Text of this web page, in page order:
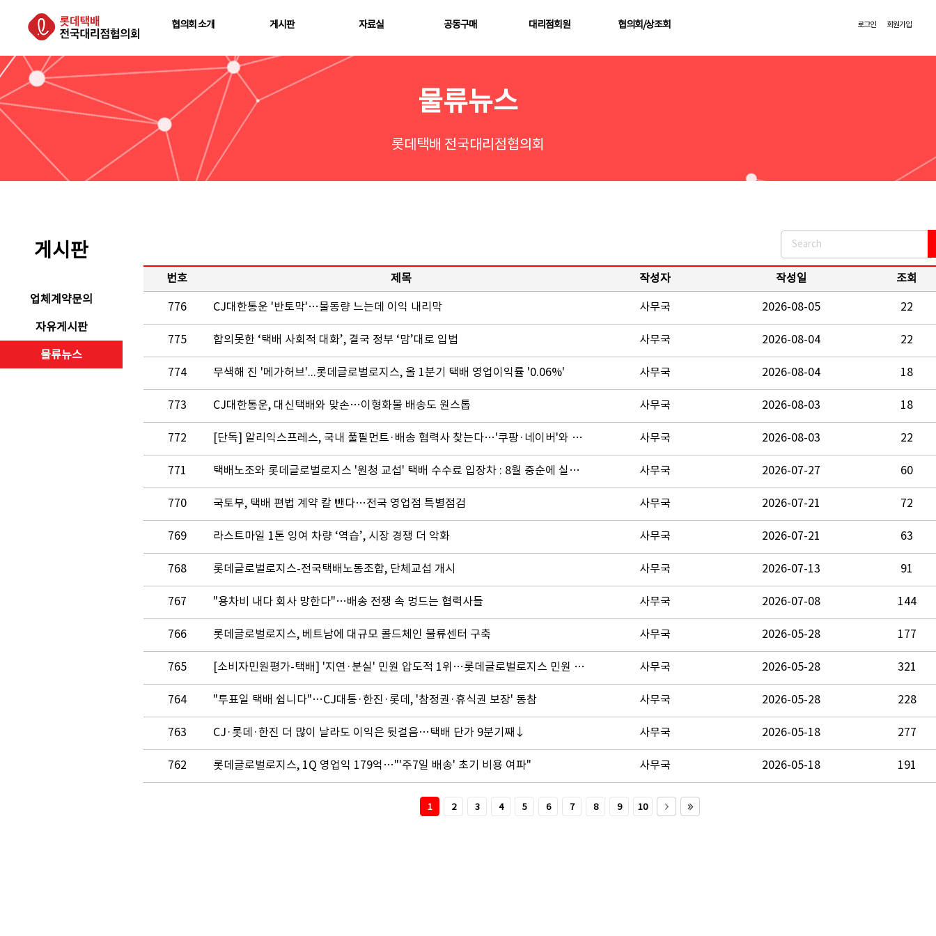
협의회 소개 게시판 자료실 공동구매 대리점회원 협의회/상조회 로그인 회원가입
물류뉴스
롯데택배 전국대리점협의회
게시판
업체계약문의
자유게시판
물류뉴스
번호 제목 작성자 작성일 조회
776 CJ대한통운 '반토막'…물동량 느는데 이익 내리막 사무국 2026-08-05 22
775 합의못한 ‘택배 사회적 대화’, 결국 정부 ‘맘’대로 입법 사무국 2026-08-04 22
774 무색해 진 '메가허브'...롯데글로벌로지스, 올 1분기 택배 영업이익률 '0.06%' 사무국 2026-08-04 18
773 CJ대한통운, 대신택배와 맞손…이형화물 배송도 원스톱 사무국 2026-08-03 18
772 [단독] 알리익스프레스, 국내 풀필먼트·배송 협력사 찾는다…'쿠팡·네이버'와 배송 승부 사무국 2026-08-03 22
771 택배노조와 롯데글로벌로지스 '원청 교섭' 택배 수수료 입장차 : 8월 중순에 실무·본교섭 이어간다 사무국 2026-07-27 60
770 국토부, 택배 편법 계약 칼 뺀다…전국 영업점 특별점검 사무국 2026-07-21 72
769 라스트마일 1톤 잉여 차량 ‘역습’, 시장 경쟁 더 악화 사무국 2026-07-21 63
768 롯데글로벌로지스-전국택배노동조합, 단체교섭 개시 사무국 2026-07-13 91
767 "용차비 내다 회사 망한다"…배송 전쟁 속 멍드는 협력사들 사무국 2026-07-08 144
766 롯데글로벌로지스, 베트남에 대규모 콜드체인 물류센터 구축 사무국 2026-05-28 177
765 [소비자민원평가-택배] '지연·분실' 민원 압도적 1위…롯데글로벌로지스 민원 관리 우수 사무국 2026-05-28 321
764 "투표일 택배 쉽니다"…CJ대통·한진·롯데, '참정권·휴식권 보장' 동참 사무국 2026-05-28 228
763 CJ·롯데·한진 더 많이 날라도 이익은 뒷걸음…택배 단가 9분기째↓ 사무국 2026-05-18 277
762 롯데글로벌로지스, 1Q 영업익 179억…"'주7일 배송' 초기 비용 여파" 사무국 2026-05-18 191
1 2 3 4 5 6 7 8 9 10